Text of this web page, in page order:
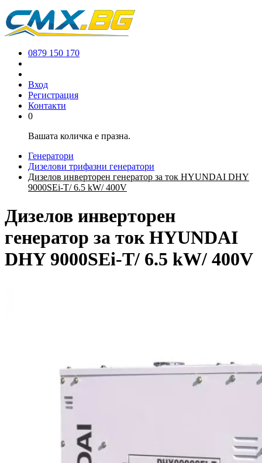
0879 150 170
Вход
Регистрация
Контакти
0
Вашата количка е празна.
Генератори
Дизелови трифазни генератори
Дизелов инверторен генератор за ток HYUNDAI DHY
9000SEi-Т/ 6.5 kW/ 400V
Дизелов инверторен
генератор за ток HYUNDAI
DHY 9000SEi-Т/ 6.5 kW/ 400V